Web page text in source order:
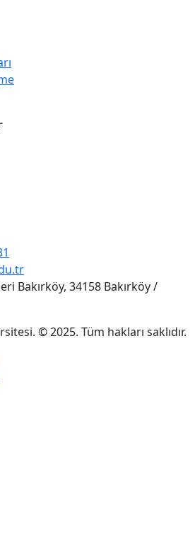
Bakırköy, 34158 Bakırköy /
© 2025. Tüm hakları saklıdır.